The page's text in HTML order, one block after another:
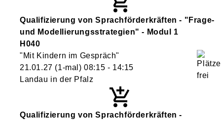
Qualifizierung von Sprachförderkräften - "Frage-
und Modellierungsstrategien" - Modul 1
H040
"Mit Kindern im Gespräch"
21.01.27 (1-mal)08:15 - 14:15
Landau in der Pfalz
Qualifizierung von Sprachförderkräften -